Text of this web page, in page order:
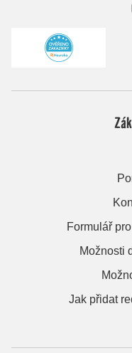
Formulář
Možnosti
Jak přidat